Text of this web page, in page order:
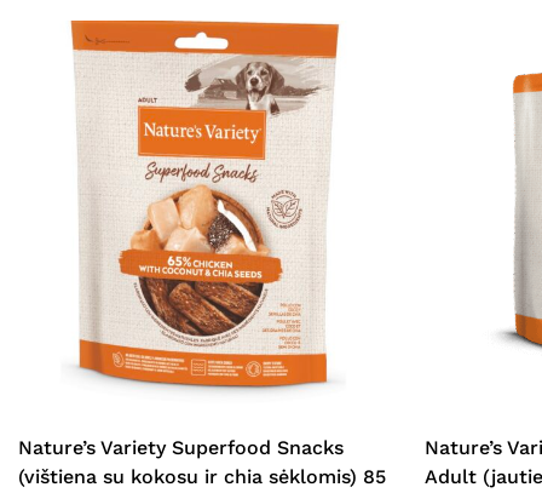
Nature’s Variety Superfood Snacks
(vištiena su kokosu ir chia sėklomis) 85
Nature’s
Adult